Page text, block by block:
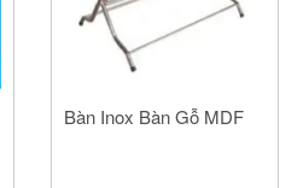
Bàn Inox Bàn Gỗ MDF